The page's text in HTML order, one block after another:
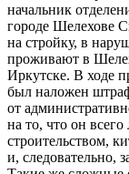
начальник
городе Шелехове
на стройку, в
проживают в
Иркутске. В ходе
был наложен
от
на то, что он
строительством,
и, следовательно,